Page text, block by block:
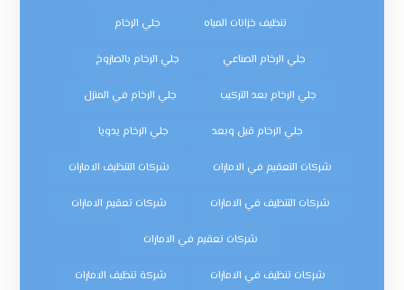
تنظيف خزانات المياه جلي الرخام
جلي الرخام الصناعي جلي الرخام بالصاروخ
جلي الرخام بعد التركيب جلي الرخام في المنزل
جلي الرخام قبل وبعد جلي الرخام يدويا
شركات التعقيم في الامارات شركات التنظيف الامارات
شركات التنظيف في الامارات شركات تعقيم الامارات
شركات تعقيم في الامارات
شركات تنظيف في الامارات شركة تنظيف الامارات